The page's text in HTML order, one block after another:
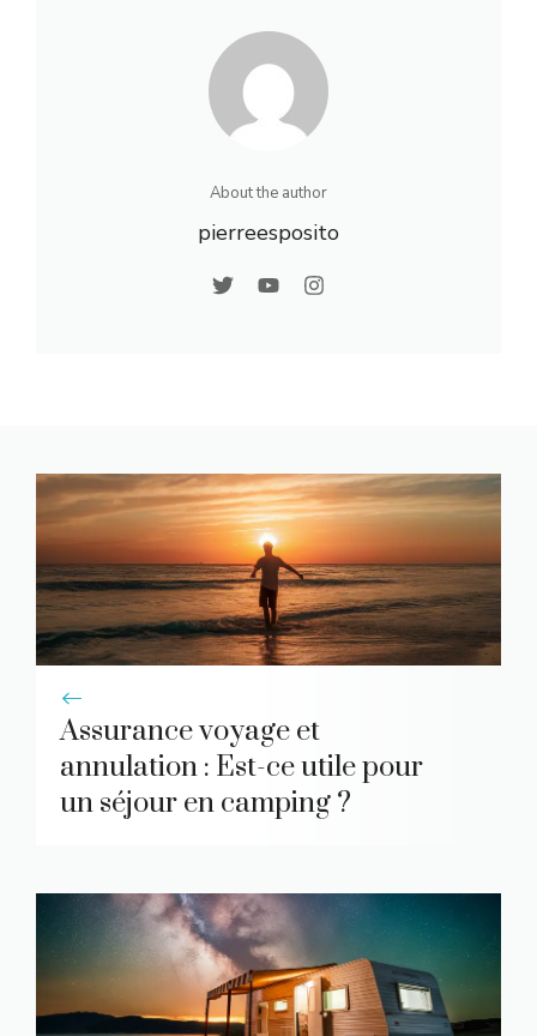
About the author
pierreesposito
Assurance voyage et
annulation : Est-ce utile pour
un séjour en camping ?